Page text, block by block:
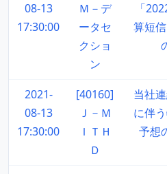
08-13
17:30:00
Ｍ－デ
ータセ
クショ
ン
「
算短
2021-
08-13
17:30:00
[40160]
Ｊ－Ｍ
ＩＴＨ
Ｄ
当社
に伴
予想